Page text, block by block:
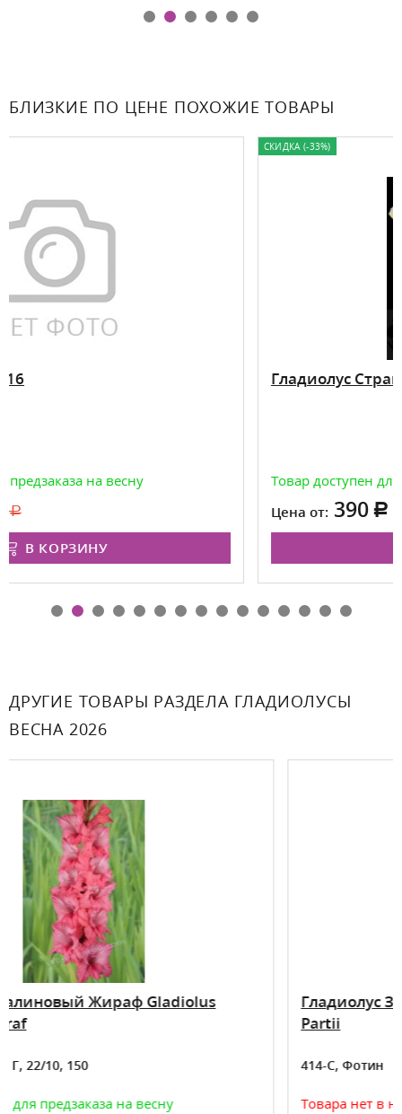
БЛИЗКИЕ ПО ЦЕНЕ ПОХОЖИЕ ТОВАРЫ
Гладиолус Страна Лимония
Товар доступен для предзаказа на весну
ДРУГИЕ ТОВАРЫ РАЗДЕЛА ГЛАДИОЛУСЫ
ВЕСНА 2026
Гладиолус Золото Партии Gladiolus
Товара нет в наличии